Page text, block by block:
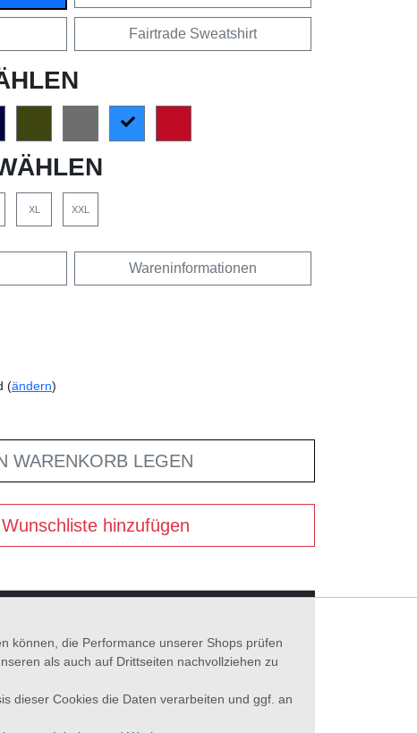
Fairtrade Sweatshirt
XL XXL
Wareninformationen
(ändern)
WARENKORB LEGEN
hinzufügen
können, die Performance unserer Shops prüfen
als auch auf Drittseiten nachvollziehen zu
dieser Cookies die Daten verarbeiten und ggf. an